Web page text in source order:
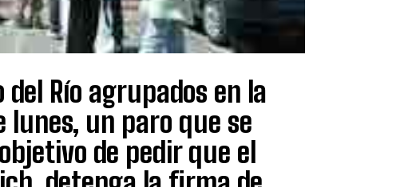
Río agrupados en la
lunes, un paro que se
de pedir que el